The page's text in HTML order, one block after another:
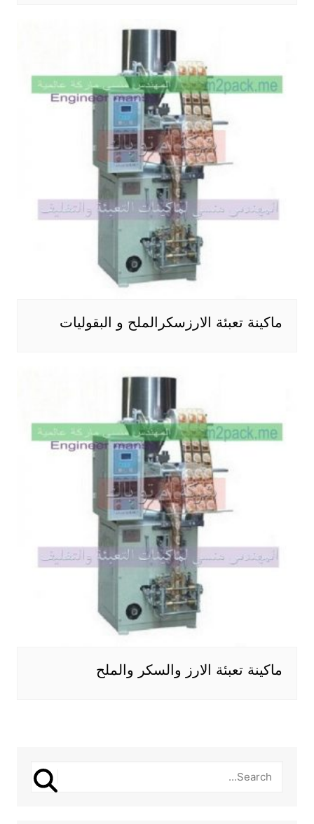
ماكينة تعبئة الارزسكرالملح و البقوليات
ماكينة تعبئة الارز والسكر والملح